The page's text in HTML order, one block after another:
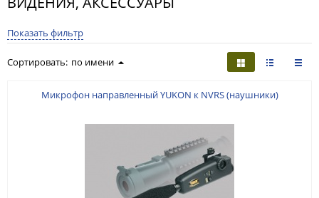
Показать фильтр
Сортировать: по имени
Микрофон направленный YUKON к NVRS (наушники)